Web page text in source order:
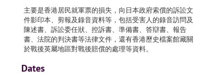
主要是香港居民就軍票的損失，向日本政府索償的訴訟文
件影印本、剪報及錄音資料等，包括受害人的錄音訪問及
陳述書、訴訟委任狀、控訴書、準備書、答辯書、報告
書、法院的判決書等法律文件，還有香港歷史檔案館藏關
於戰後英屬地區對戰後賠償的處理等資料。
Dates